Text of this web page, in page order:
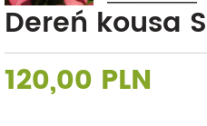
Dereń kousa
120,00 PLN